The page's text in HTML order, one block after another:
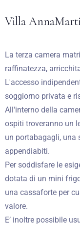
Villa
La terza camera
raffinatezza,
L'accesso
soggiorno privata e
All'interno della
ospiti troveranno un
un portabagagli, una
appendiabiti.
Per soddisfare le
dotata di un mini
una cassaforte per
valore.
E’ inoltre possibile